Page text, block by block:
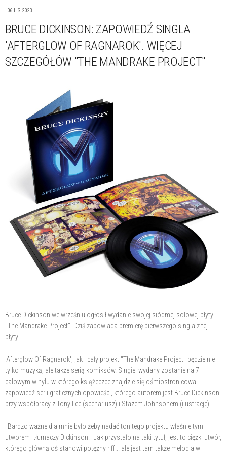
06 LIS 2023
BRUCE DICKINSON: ZAPOWIEDŹ SINGLA
'AFTERGLOW OF RAGNAROK'. WIĘCEJ
SZCZEGÓŁÓW "THE MANDRAKE PROJECT"
Bruce Dickinson we wrześniu ogłosił wydanie swojej siódmej solowej płyty
"The Mandrake Project". Dziś zapowiada premierę pierwszego singla z tej
płyty.
'Afterglow Of Ragnarok', jak i cały projekt "The Mandrake Project" będzie nie
tylko muzyką, ale także serią komiksów. Singiel wydany zostanie na 7
calowym winylu w którego książeczce znajdzie się ośmiostronicowa
zapowiedź serii graficznych opowieści, którego autorem jest Bruce Dickinson
przy współpracy z Tony Lee (scenariusz) i Stazem Johnsonem (ilustracje).
"Bardzo ważne dla mnie było żeby nadać ton tego projektu właśnie tym
utworem" tłumaczy Dickinson. "Jak przystało na taki tytuł, jest to ciężki utwór,
którego główną oś stanowi potężny riff... ale jest tam także melodia w